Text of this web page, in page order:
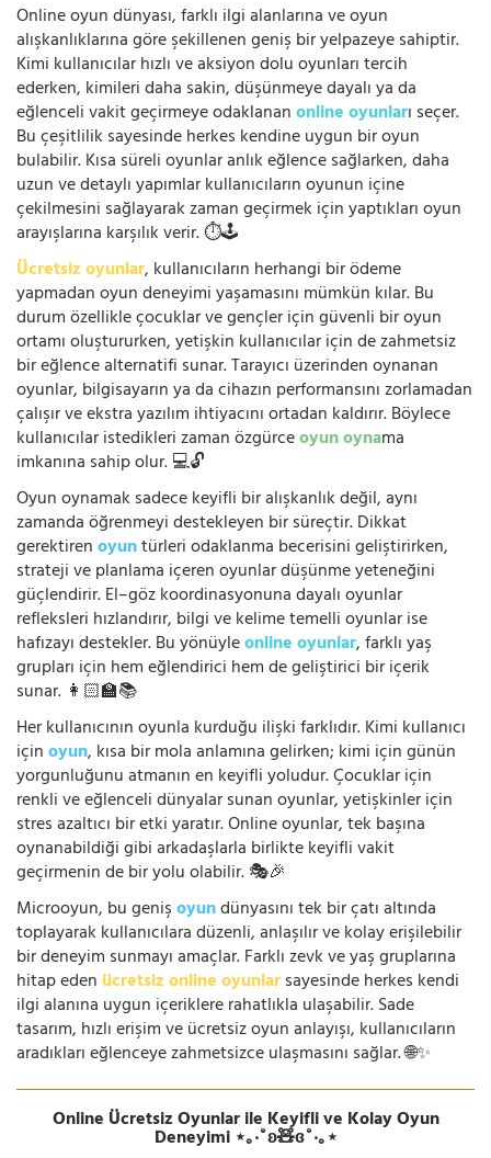
Online oyun dünyası, farklı ilgi alanlarına ve oyun
alışkanlıklarına göre şekillenen geniş bir yelpazeye sahiptir.
Kimi kullanıcılar hızlı ve aksiyon dolu oyunları tercih
ederken, kimileri daha sakin, düşünmeye dayalı ya da
eğlenceli vakit geçirmeye odaklananonline oyunları seçer.
Bu çeşitlilik sayesinde herkes kendine uygun bir oyun
bulabilir. Kısa süreli oyunlar anlık eğlence sağlarken, daha
uzun ve detaylı yapımlar kullanıcıların oyunun içine
çekilmesini sağlayarak zaman geçirmek için yaptıkları oyun
arayışlarına karşılık verir. ⏱️🕹️
Ücretsiz oyunlar, kullanıcıların herhangi bir ödeme
yapmadan oyun deneyimi yaşamasını mümkün kılar. Bu
durum özellikle çocuklar ve gençler için güvenli bir oyun
ortamı oluştururken, yetişkin kullanıcılar için de zahmetsiz
bir eğlence alternatifi sunar. Tarayıcı üzerinden oynanan
oyunlar, bilgisayarın ya da cihazın performansını zorlamadan
çalışır ve ekstra yazılım ihtiyacını ortadan kaldırır. Böylece
kullanıcılar istedikleri zaman özgürceoyun oynama
imkanına sahip olur. 💻🔓
Oyun oynamak sadece keyifli bir alışkanlık değil, aynı
zamanda öğrenmeyi destekleyen bir süreçtir. Dikkat
gerektirenoyuntürleri odaklanma becerisini geliştirirken,
strateji ve planlama içeren oyunlar düşünme yeteneğini
güçlendirir. El–göz koordinasyonuna dayalı oyunlar
refleksleri hızlandırır, bilgi ve kelime temelli oyunlar ise
hafızayı destekler. Bu yönüyleonline oyunlar, farklı yaş
grupları için hem eğlendirici hem de geliştirici bir içerik
sunar. 👩🏻‍🏫📚
Her kullanıcının oyunla kurduğu ilişki farklıdır. Kimi kullanıcı
içinoyun, kısa bir mola anlamına gelirken; kimi için günün
yorgunluğunu atmanın en keyifli yoludur. Çocuklar için
renkli ve eğlenceli dünyalar sunan oyunlar, yetişkinler için
stres azaltıcı bir etki yaratır. Online oyunlar, tek başına
oynanabildiği gibi arkadaşlarla birlikte keyifli vakit
geçirmenin de bir yolu olabilir. 🎭🎉
Microoyun, bu genişoyundünyasını tek bir çatı altında
toplayarak kullanıcılara düzenli, anlaşılır ve kolay erişilebilir
bir deneyim sunmayı amaçlar. Farklı zevk ve yaş gruplarına
hitap eden ücretsiz online oyunlarsayesinde herkes kendi
ilgi alanına uygun içeriklere rahatlıkla ulaşabilir. Sade
tasarım, hızlı erişim ve ücretsiz oyun anlayışı, kullanıcıların
aradıkları eğlenceye zahmetsizce ulaşmasını sağlar. 🌐✨
Online Ücretsiz Oyunlar ile Keyifli ve Kolay Oyun
Deneyimi ⋆｡‧˚ʚ🧸ɞ˚‧｡⋆